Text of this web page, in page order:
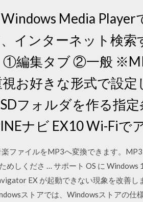
Media
インターネット検
①編集タブ ②一般
お好きな形式で設定
フォルダを作る指
ナビ EX10 Wi-Fiで
ファイルをMP3へ変換できます。
めしくださ … サポート OS に
EX が起動できない現象を改善し
ストアでは、Windowsストアの